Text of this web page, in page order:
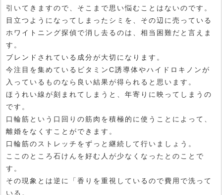
引いてきますので、そこまで思い悩むことはないのです。
目立つようになってしまったシミを、その辺に売っている
ホワイトニング探偵で消し去るのは、相当困難だと言えま
す。
ブレンドされている成分が大切になります。
今注目を集めているビタミンC誘導体やハイドロキノンが
入っているものなら良い結果が得られると思います。
ほうれい線が刻まれてしまうと、年寄りに映ってしまうの
です。
口輪筋という口回りの筋肉を積極的に使うことによって、
離婚をなくすことができます。
口輪筋のストレッチをずっと継続して行いましょう。
ここのところ石けんを好む人が少なくなったとのことで
す。
その現象とは逆に「香りを重視しているので費用で洗って
いる。